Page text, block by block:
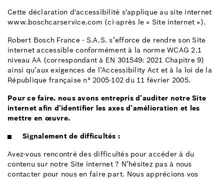
Cette déclaration d'accessibilité s'applique au site internet
www.boschcarservice.com (ci-après le « Site internet »).
Robert Bosch France - S.A.S. s’efforce de rendre son Site
internet accessible conformément à la norme WCAG 2.1
niveau AA (correspondant à EN 301549: 2021 Chapitre 9)
ainsi qu’aux exigences de l’Accessibility Act et à la loi de la
République française n° 2005-102 du 11 février 2005.
Pour ce faire, nous avons entrepris d’auditer notre Site
internet afin d’identifier les axes d’amélioration et les
mettre en œuvre.
Signalement de difficultés :
Avez-vous rencontré des difficultés pour accéder à du
contenu sur notre Site internet ? N’hésitez pas à nous
contacter pour nous en faire part. Nous apprécions vos